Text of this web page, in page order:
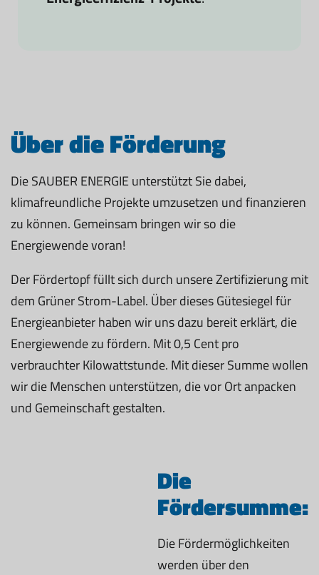
Über die Förderung
Die SAUBER ENERGIE unterstützt Sie dabei,
klimafreundliche Projekte umzusetzen und finanzieren
zu können. Gemeinsam bringen wir so die
Energiewende voran!
Der Fördertopf füllt sich durch unsere Zertifizierung mit
dem Grüner Strom-Label. Über dieses Gütesiegel für
Energieanbieter haben wir uns dazu bereit erklärt, die
Energiewende zu fördern. Mit 0,5 Cent pro
verbrauchter Kilowattstunde. Mit dieser Summe wollen
wir die Menschen unterstützen, die vor Ort anpacken
und Gemeinschaft gestalten.
Die
Fördersumme:
Die Fördermöglichkeiten
werden über den